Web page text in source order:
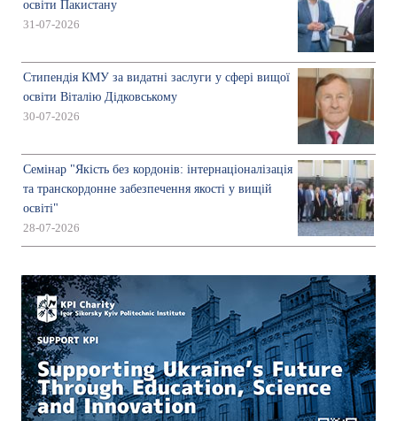
освіти Пакистану
31-07-2026
Стипендія КМУ за видатні заслуги у сфері вищої
освіти Віталію Дідковському
30-07-2026
Семінар "Якість без кордонів: інтернаціоналізація
та транскордонне забезпечення якості у вищій
освіті"
28-07-2026